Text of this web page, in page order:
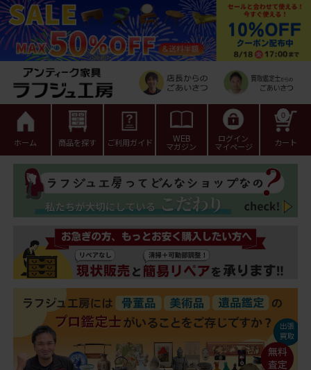
ホーム 商品を探す ご利用ガイド WEB
マガジン
ログイン
マイページ カート
0